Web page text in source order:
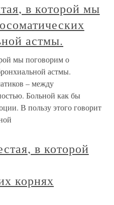
в которой мы
астмы.
мы поговорим о
астмы.
– между
Больной как бы
В пользу этого говорит
в которой
корнях